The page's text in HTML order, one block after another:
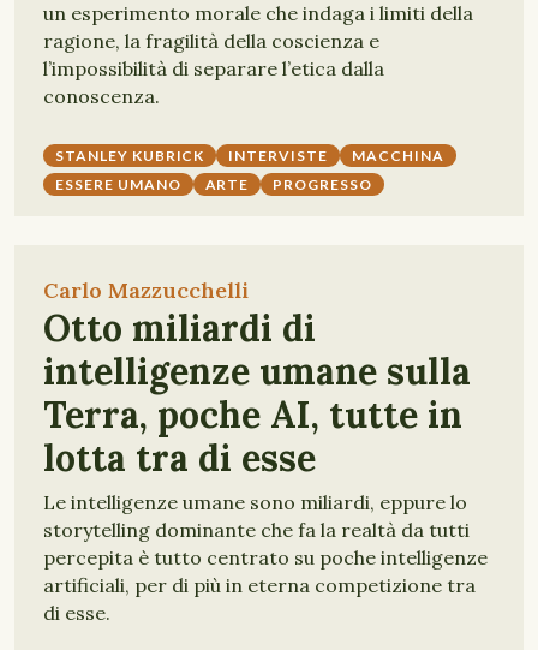
un esperimento morale che indaga i limiti della
ragione, la fragilità della coscienza e
l’impossibilità di separare l’etica dalla
conoscenza.
STANLEY KUBRICK INTERVISTE
MACCHINA
ESSERE UMANO
ARTE PROGRESSO
Carlo Mazzucchelli
Otto miliardi di
intelligenze umane sulla
Terra, poche AI, tutte in
lotta tra di esse
Le intelligenze umane sono miliardi, eppure lo
storytelling dominante che fa la realtà da tutti
percepita è tutto centrato su poche intelligenze
artificiali, per di più in eterna competizione tra
di esse.